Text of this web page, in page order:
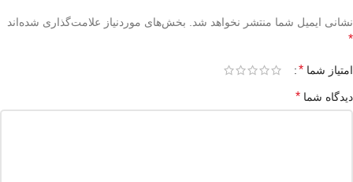
نشانی ایمیل شما منتشر نخواهد شد. بخش‌های موردنیاز علامت‌گذاری شده‌اند
*
امتیاز شما *
دیدگاه شما *